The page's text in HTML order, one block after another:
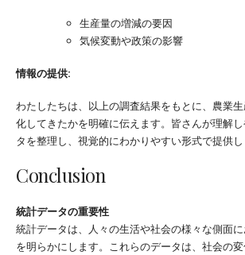
生産量の増減の要因
気候変動や政策の影響
情報の提供:
わたしたちは、以上の調査結果をもとに、農業
化してきたかを明確に伝えます。皆さんが理解
タを整理し、視覚的にわかりやすい形式で提供し
Conclusion
統計データの重要性
統計データは、人々の生活や社会の様々な側面
を明らかにします。これらのデータは、社会の